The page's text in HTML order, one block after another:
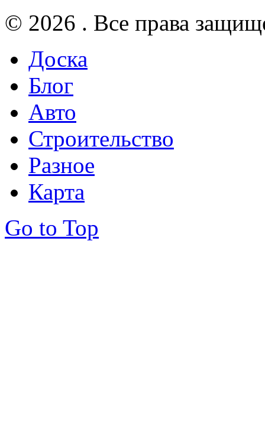
© 2026 . Все права
Доска
Блог
Авто
Строительство
Разное
Карта
Go to Top